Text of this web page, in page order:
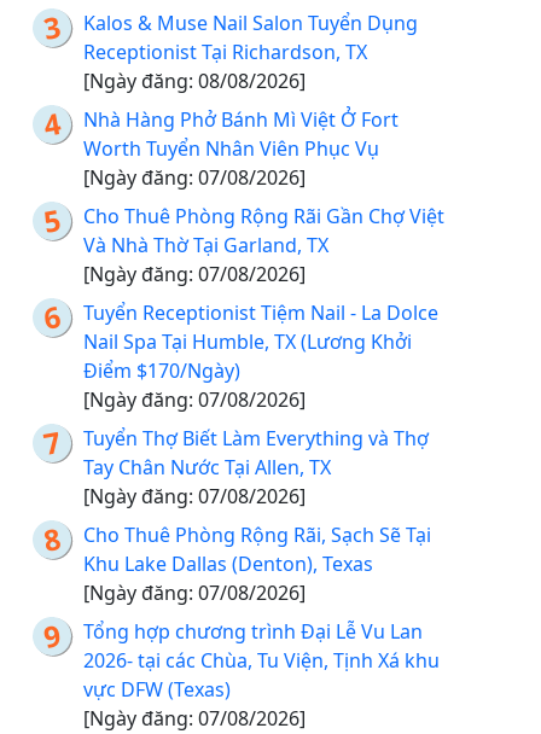
Kalos & Muse Nail Salon Tuyển Dụng
Receptionist Tại Richardson, TX
[Ngày đăng: 08/08/2026]
Nhà Hàng Phở Bánh Mì Việt Ở Fort
Worth Tuyển Nhân Viên Phục Vụ
[Ngày đăng: 07/08/2026]
Cho Thuê Phòng Rộng Rãi Gần Chợ Việt
Và Nhà Thờ Tại Garland, TX
[Ngày đăng: 07/08/2026]
Tuyển Receptionist Tiệm Nail - La Dolce
Nail Spa Tại Humble, TX (Lương Khởi
Điểm $170/Ngày)
[Ngày đăng: 07/08/2026]
Tuyển Thợ Biết Làm Everything và Thợ
Tay Chân Nước Tại Allen, TX
[Ngày đăng: 07/08/2026]
Cho Thuê Phòng Rộng Rãi, Sạch Sẽ Tại
Khu Lake Dallas (Denton), Texas
[Ngày đăng: 07/08/2026]
Tổng hợp chương trình Đại Lễ Vu Lan
2026- tại các Chùa, Tu Viện, Tịnh Xá khu
vực DFW (Texas)
[Ngày đăng: 07/08/2026]